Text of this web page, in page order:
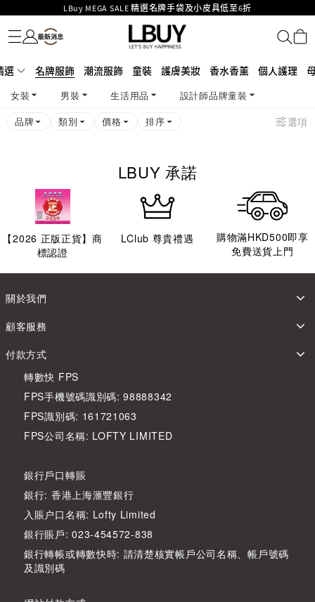
LBuy MEGA SALE 精選名牌手袋及小皮具低至6折
Goyard Hobo / Hobo Mini人氣限量特別版限時原價低至75折!
LBuy呈獻 - Hermès 及 Chanel 手袋及首飾原價低至6折，立即入手!
426號舖！
MOKO 1樓175號鋪旗艦店特設名牌Hermès、CHANEL及LV專區！
購物滿HKD500即享免運費！
LBuy獲香港知識產權署頒發2026《正版正貨承諾》商標
名牌服飾
潮流服飾
童裝
護膚美妝
香水香薰
個人護理
母嬰護理
遊戲及精品玩具
文儀用品
家居生活
電子產品
美食
醫藥保健
運動與戶外用品
選 名牌服飾 潮流服飾 童裝 護膚美妝 香水香薰 個人護理
女裝 男裝 生活用品
設計師品牌童裝
品牌
類別 價格 排序 選項
LBUY 承諾
【2026 正版正貨】商
標認證
LClub 尊貴禮遇
購物滿HKD500即享
免費送貨上門
關於我們
顧客服務
付款方式
轉數快 FPS
FPS手機號碼識別碼: 98888342
FPS識別碼: 161721063
FPS公司名稱: LOFTY LIMITED
銀行戶口轉賬
銀行: 香港上海滙豐銀行
入賬户口名稱: Lofty Limited
銀行賬戶: 023-454572-838
銀行轉帳或轉數快時: 請清楚核實帳戶公司名稱、帳戶號碼
及識別碼